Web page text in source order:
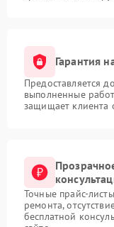
Гарантия
Предоставляется
выполненные
защищает клиента
Точные прайс-
ремонта,
бесплатной